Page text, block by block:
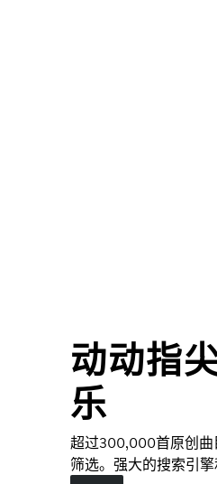
动动指
乐
超过300,000首原创曲
筛选。强大的搜索引